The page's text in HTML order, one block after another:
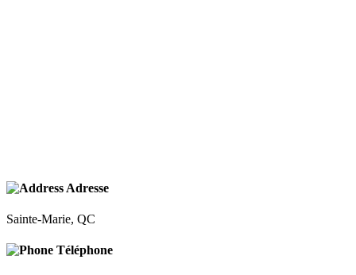
Adresse
Sainte-Marie, QC
Téléphone